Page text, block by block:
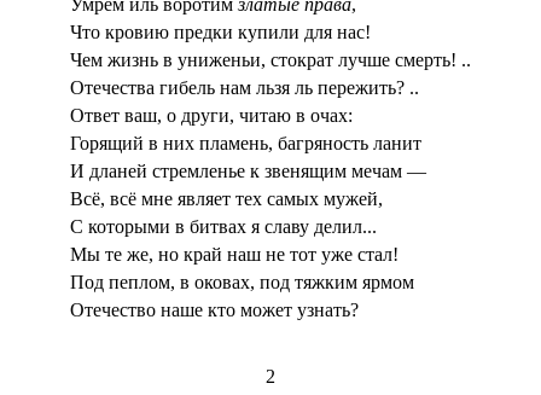
Что кровию предки купили для нас!
Чем жизнь в униженьи, стократ лучше смерть! ..
Отечества гибель нам льзя ль пережить? ..
Ответ ваш, о други, читаю в очах:
Горящий в них пламень, багряность ланит
И дланей стремленье к звенящим мечам —
Всё, всё мне являет тех самых мужей,
С которыми в битвах я славу делил...
Мы те же, но край наш не тот уже стал!
Под пеплом, в оковах, под тяжким ярмом
Отечество наше кто может узнать?
2